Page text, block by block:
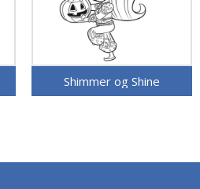
Shimmer og Shine